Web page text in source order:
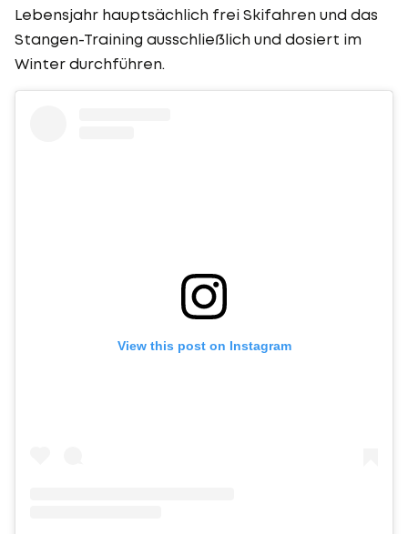
Lebensjahr hauptsächlich frei Skifahren und das
Stangen-Training ausschließlich und dosiert im
Winter durchführen.
View this post on Instagram